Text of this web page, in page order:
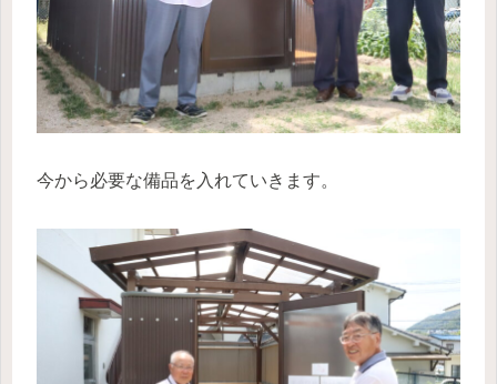
今から必要な備品を入れていきます。